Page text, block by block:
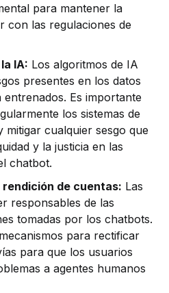
para mantener la
con las regulaciones de
IA: Los algoritmos de IA
presentes en los datos
Es importante
los sistemas de
mitigar cualquier sesgo que
y la justicia en las
chatbot.
rendición de cuentas: Las
responsables de las
tomadas por los chatbots.
para rectificar
para que los usuarios
a agentes humanos